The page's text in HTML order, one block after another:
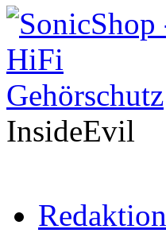
InsideEvil
Redaktion